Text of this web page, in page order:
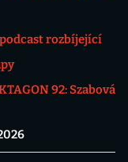
rozbíjející
92: Szabová